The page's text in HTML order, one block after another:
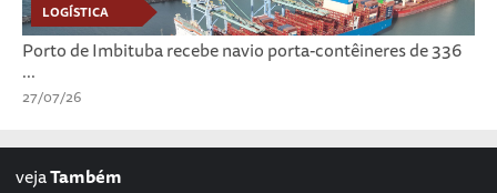
LOGÍSTICA
Porto de Imbituba recebe navio porta-contêineres de 336
...
27/07/26
vejaTambém